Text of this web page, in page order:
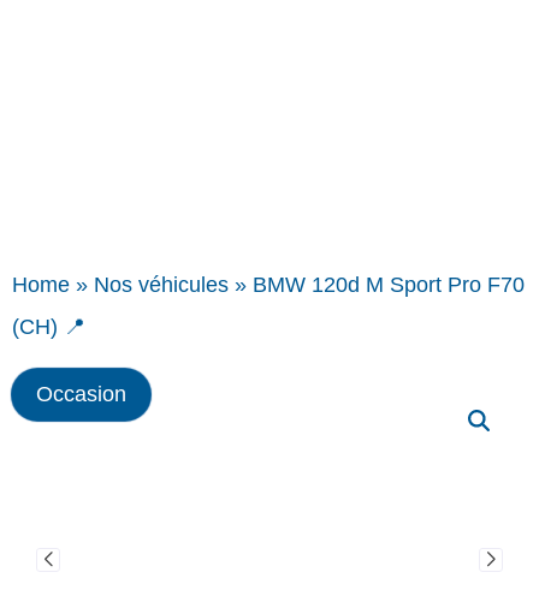
Home » Nos véhicules » BMW 120d M Sport Pro F70
(CH) 📍
Occasion